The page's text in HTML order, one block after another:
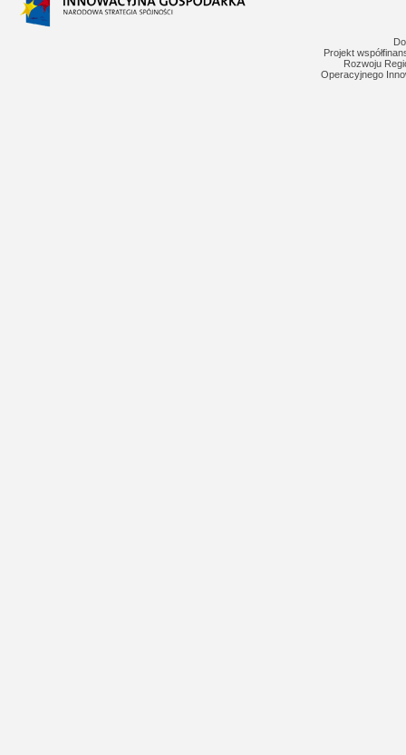
Projekt
Rozwoju
Operacyjnego